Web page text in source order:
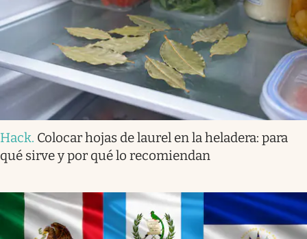
Hack. Colocar hojas de laurel en la heladera: para
qué sirve y por qué lo recomiendan